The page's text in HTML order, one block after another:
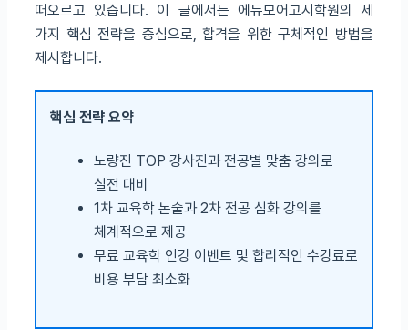
떠오르고 있습니다. 이 글에서는 에듀모어고시학원의 세
가지 핵심 전략을 중심으로, 합격을 위한 구체적인 방법을
제시합니다.
핵심 전략 요약
노량진 TOP 강사진과 전공별 맞춤 강의로
실전 대비
1차 교육학 논술과 2차 전공 심화 강의를
체계적으로 제공
무료 교육학 인강 이벤트 및 합리적인 수강료로
비용 부담 최소화